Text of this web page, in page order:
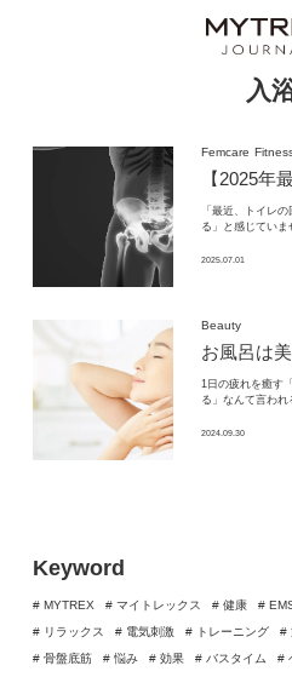
Keyword
# MYTREX # マイトレックス # 健康 #
# リラックス
# 電気刺激 # トレーニング #
# 骨盤底筋
# 悩み # 効果 # バスタイム #
入
Femcare
【2025年
「最近、トイレ
る」と感じてい
2025.07.01
Beauty
お風呂は
1日の疲れを癒す
る」なんて言わ
2024.09.30